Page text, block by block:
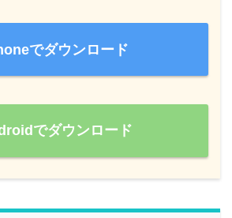
でダウンロード
でダウンロード